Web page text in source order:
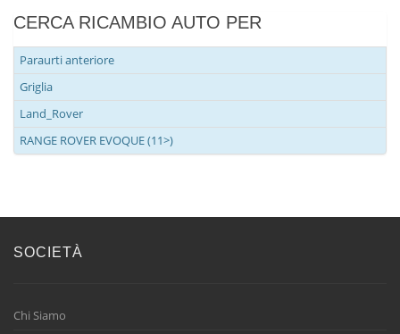
CERCA RICAMBIO AUTO PER
Paraurti anteriore
Griglia
Land_Rover
RANGE ROVER EVOQUE (11>)
SOCIETÀ
Chi Siamo